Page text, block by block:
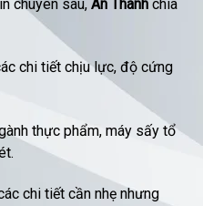
chuyên sâu, An Thành chia
chi tiết chịu lực, độ cứng
thực phẩm, máy sấy tổ
chi tiết cần nhẹ nhưng